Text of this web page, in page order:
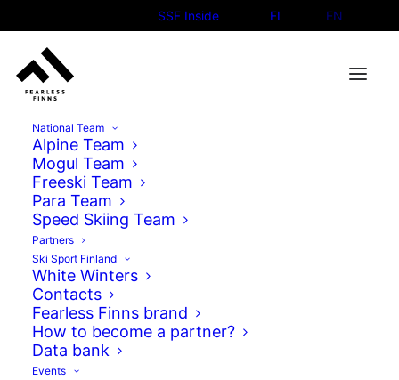
SSF Inside FI EN
National Team
Alpine Team
Mogul Team
Freeski Team
Para Team
Speed Skiing Team
Partners
Ski Sport Finland
White Winters
Contacts
Fearless Finns brand
How to become a partner?
Data bank
Events
Damjan Vesovic
Seuraa matkaamme
Facebook